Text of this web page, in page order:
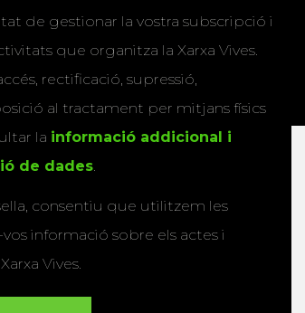
de gestionar la vostra subscripció i
que organitza la Xarxa Vives.
rectificació, supressió,
al tractament per mitjans físics
la informació addicional i
de dades
consentiu que utilitzem les
informació sobre els actes i
Vives.